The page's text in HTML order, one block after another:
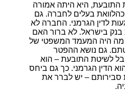
התובעת, היא היתה אמורה
בעלים לחברה. גם
לדין הגרמני. החברה לא
בנק בישראל. לא ברור האם
מה היה המעמד המשפטי של
גם נושא ההפטר
לשיטת התובעת – הוא
הדין הגרמני. כך גם ביחס
סבירותם – יש לברר את